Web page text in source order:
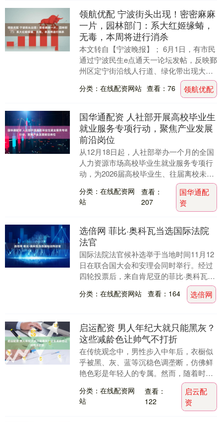
领航优配 宁波街头出现！密密麻麻
一片，园林部门：系大红姬缘蝽，
无毒，本周将进行消杀
本文转自【宁波晚报】； 6月1日，有市民
通过宁波民生e点通天一论坛发帖，反映鄞
州区定宁街沿线人行道、绿化带出现大批
红色小虫，不少路过的市民心生恐慌，担
忧小虫有毒....
分类：在线配资网站 查看：76 领航优配
国华通配资 人社部开展高校毕业生
就业服务专项行动，聚焦产业发展
前沿岗位
从12月18日起，人社部举办一个月的全国
人力资源市场高校毕业生就业服务专项行
动，为2026届高校毕业生、往届离校未就
业高校毕业生及“三支一扶”计划等基层服
务项目....
分类：在线配资网
站
查看：
207
国华通配
资
选倍网 菲比·奥科瓦当选国际法院
法官
国际法院法官候补选举于当地时间11月12
日在联合国大会和安理会同时举行。经过
四轮投票后，来自肯尼亚的菲比·奥科瓦当
选，成为国际法院法官。菲比·奥科瓦目前
担任联合....
分类：在线配资网站 查看：164 选倍网
启运配资 男人年纪大就只能黑灰？
这些减龄色让帅气不打折
在传统观念中，男性步入中年后，衣橱似
乎被黑、灰、蓝等沉稳色调垄断，仿佛鲜
艳色彩是年轻人的专属。然而，随着时尚
观念的革新与男性审美意识的觉醒，越来
越多的成熟男士开....
分类：在线配资网
站
查看：
122
启云配
资